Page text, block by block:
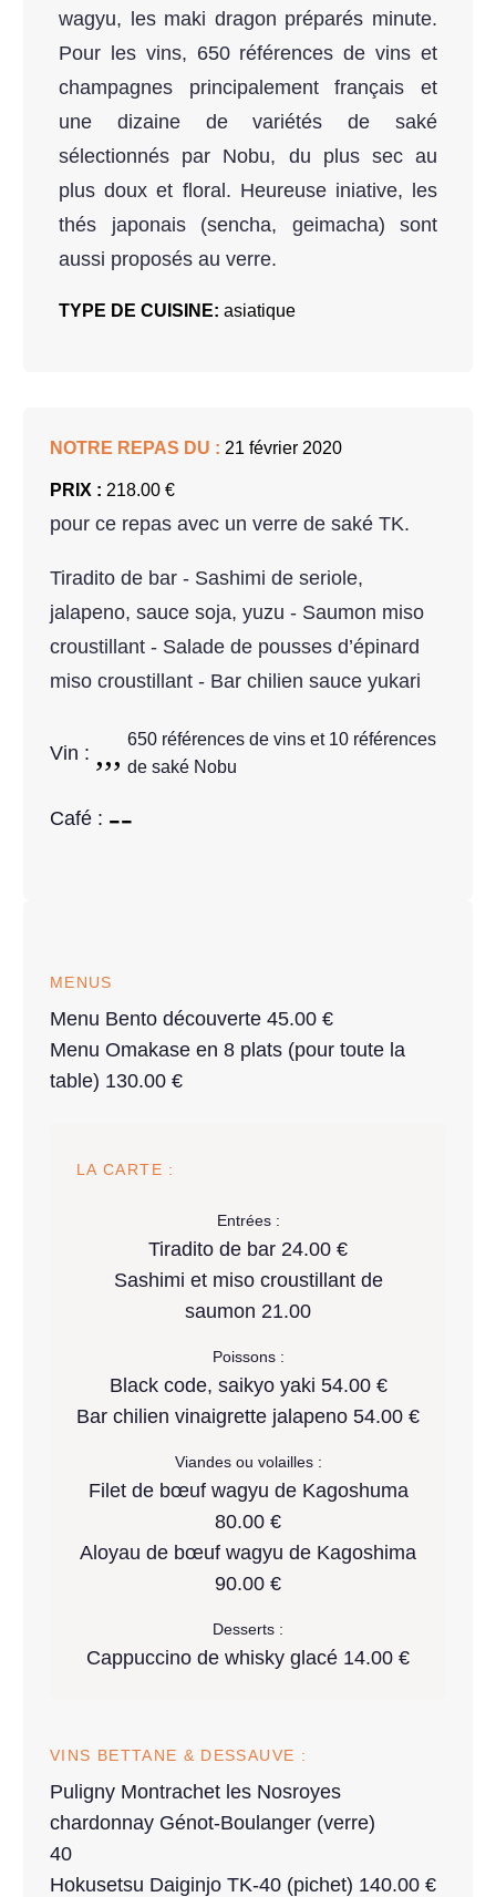
wagyu, les maki dragon préparés minute.
Pour les vins, 650 références de vins et
champagnes principalement français et
une dizaine de variétés de saké
sélectionnés par Nobu, du plus sec au
plus doux et floral. Heureuse iniative, les
thés japonais (sencha, geimacha) sont
aussi proposés au verre.
TYPE DE CUISINE: asiatique
NOTRE REPAS DU : 21 février 2020
PRIX : 218.00 €
pour ce repas avec un verre de saké TK.
Tiradito de bar - Sashimi de seriole,
jalapeno, sauce soja, yuzu - Saumon miso
croustillant - Salade de pousses d’épinard
miso croustillant - Bar chilien sauce yukari
Vin :
650 références de vins et 10 références
de saké Nobu
Café :
MENUS
Menu Bento découverte 45.00 €
Menu Omakase en 8 plats (pour toute la
table) 130.00 €
LA CARTE :
Entrées :
Tiradito de bar 24.00 €
Sashimi et miso croustillant de
saumon 21.00
Poissons :
Black code, saikyo yaki 54.00 €
Bar chilien vinaigrette jalapeno 54.00 €
Viandes ou volailles :
Filet de bœuf wagyu de Kagoshuma
80.00 €
Aloyau de bœuf wagyu de Kagoshima
90.00 €
Desserts :
Cappuccino de whisky glacé 14.00 €
VINS BETTANE & DESSAUVE :
Puligny Montrachet les Nosroyes
chardonnay Génot-Boulanger (verre)
40
Hokusetsu Daiginjo TK-40 (pichet) 140.00 €